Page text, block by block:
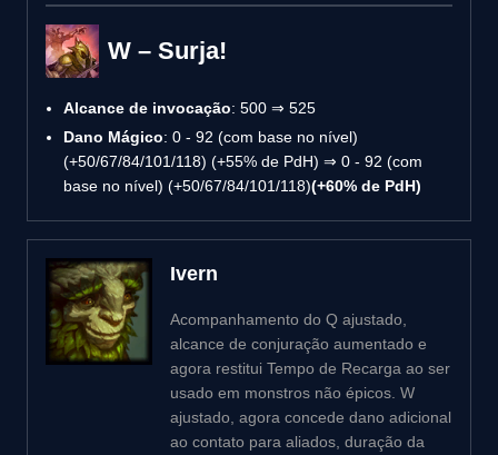
W – Surja!
Alcance de invocação: 500 ⇒ 525
Dano Mágico: 0 - 92 (com base no nível)
(+50/67/84/101/118) (+55% de PdH) ⇒ 0 - 92 (com
base no nível) (+50/67/84/101/118)(+60% de PdH)
Ivern
Acompanhamento do Q ajustado,
alcance de conjuração aumentado e
agora restitui Tempo de Recarga ao ser
usado em monstros não épicos. W
ajustado, agora concede dano adicional
ao contato para aliados, duração da